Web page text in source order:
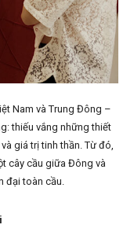
Nam và Trung Đông –
thiếu vắng những thiết
giá trị tinh thần. Từ đó,
cây cầu giữa Đông và
đại toàn cầu.